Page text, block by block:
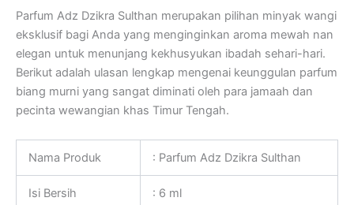
Parfum Adz Dzikra Sulthan merupakan pilihan minyak wangi
eksklusif bagi Anda yang menginginkan aroma mewah nan
elegan untuk menunjang kekhusyukan ibadah sehari-hari.
Berikut adalah ulasan lengkap mengenai keunggulan parfum
biang murni yang sangat diminati oleh para jamaah dan
pecinta wewangian khas Timur Tengah.
Nama Produk : Parfum Adz Dzikra Sulthan
Isi Bersih : 6 ml